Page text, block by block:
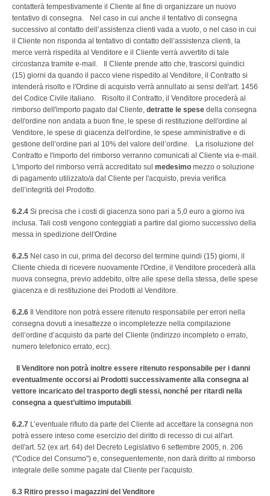
contatterà tempestivamente il Cliente al fine di organizzare un nuovo
tentativo di consegna. Nel caso in cui anche il tentativo di consegna
successivo al contatto dell’assistenza clienti vada a vuoto, o nel caso in cui
il Cliente non risponda al tentativo di contatto dell’assistenza clienti, la
merce verrà rispedita al Venditore e il Cliente verrà avvertito di tale
circostanza tramite e-mail. Il Cliente prende atto che, trascorsi quindici
(15) giorni da quando il pacco viene rispedito al Venditore, il Contratto si
intenderà risolto e l'Ordine di acquisto verrà annullato ai sensi dell'art. 1456
del Codice Civile italiano. Risolto il Contratto, il Venditore procederà al
rimborso dell'importo pagato dal Cliente, detratte le spese della consegna
dell'ordine non andata a buon fine, le spese di restituzione dell'ordine al
Venditore, le spese di giacenza dell'ordine, le spese amministrative e di
gestione dell’ordine pari al 10% del valore dell’ordine. La risoluzione del
Contratto e l'importo del rimborso verranno comunicati al Cliente via e-mail.
L'importo del rimborso verrà accreditato sul medesimo mezzo o soluzione
di pagamento utilizzato/a dal Cliente per l'acquisto, previa verifica
dell’integrità del Prodotto.
6.2.4 Si precisa che i costi di giacenza sono pari a 5,0 euro a giorno iva
inclusa. Tali costi vengono conteggiati a partire dal giorno successivo della
messa in spedizione dell'Ordine
6.2.5 Nel caso in cui, prima del decorso del termine quindi (15) giorni, il
Cliente chieda di ricevere nuovamente l'Ordine, il Venditore procederà alla
nuova consegna, previo addebito, oltre alle spese della stessa, delle spese
giacenza e di restituzione dei Prodotti al Venditore.
6.2.6 Il Venditore non potrà essere ritenuto responsabile per errori nella
consegna dovuti a inesattezze o incompletezze nella compilazione
dell’ordine d’acquisto da parte del Cliente (indirizzo incompleto o errato,
numero telefonico errato, ecc).
Il Venditore non potrà inoltre essere ritenuto responsabile per i danni
eventualmente occorsi ai Prodotti successivamente alla consegna al
vettore incaricato del trasporto degli stessi, nonché per ritardi nella
consegna a quest’ultimo imputabili.
6.2.7 L’eventuale rifiuto da parte del Cliente ad accettare la consegna non
potrà essere inteso come esercizio del diritto di recesso di cui all'art.
dell'art. 52 (ex art. 64) del Decreto Legislativo 6 settembre 2005, n. 206
("Codice del Consumo") e, conseguentemente, non darà diritto al rimborso
integrale delle somme pagate dal Cliente per l'acquisto.
6.3 Ritiro presso i magazzini del Venditore